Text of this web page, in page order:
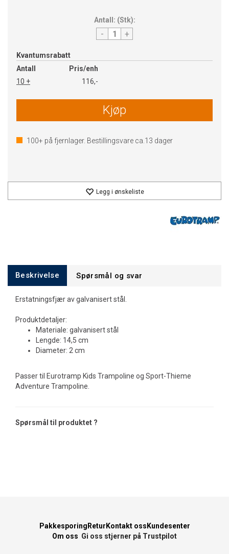
Antall: (Stk):
- +
Kvantumsrabatt
Antall
Pris/enh
10 +
116,-
Kjøp
100+ på fjernlager. Bestillingsvare ca. 13 dager
Legg i ønskeliste
Beskrivelse Spørsmål og svar
Erstatningsfjær av galvanisert stål.
Produktdetaljer:
Materiale: galvanisert stål
Lengde: 14,5 cm
Diameter: 2 cm
Passer til Eurotramp Kids Trampoline og Sport-Thieme
Adventure Trampoline.
Spørsmål til produktet ?
PakkesporingReturKontakt ossKundesenter
Om oss Gi oss stjerner på Trustpilot